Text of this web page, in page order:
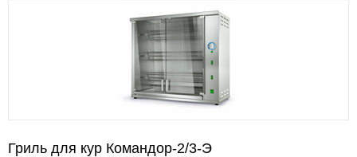
Гриль для кур Командор-2/3-Э